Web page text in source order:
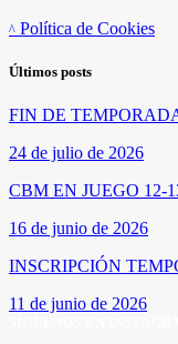
Política de Cookies
Últimos posts
FIN DE
24 de julio de 2026
CBM EN JUEGO 12-
16 de junio de 2026
INSCRIPCIÓN
11 de junio de 2026